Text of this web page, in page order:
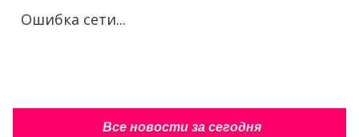
Ошибка сети...
Все новости за сегодня